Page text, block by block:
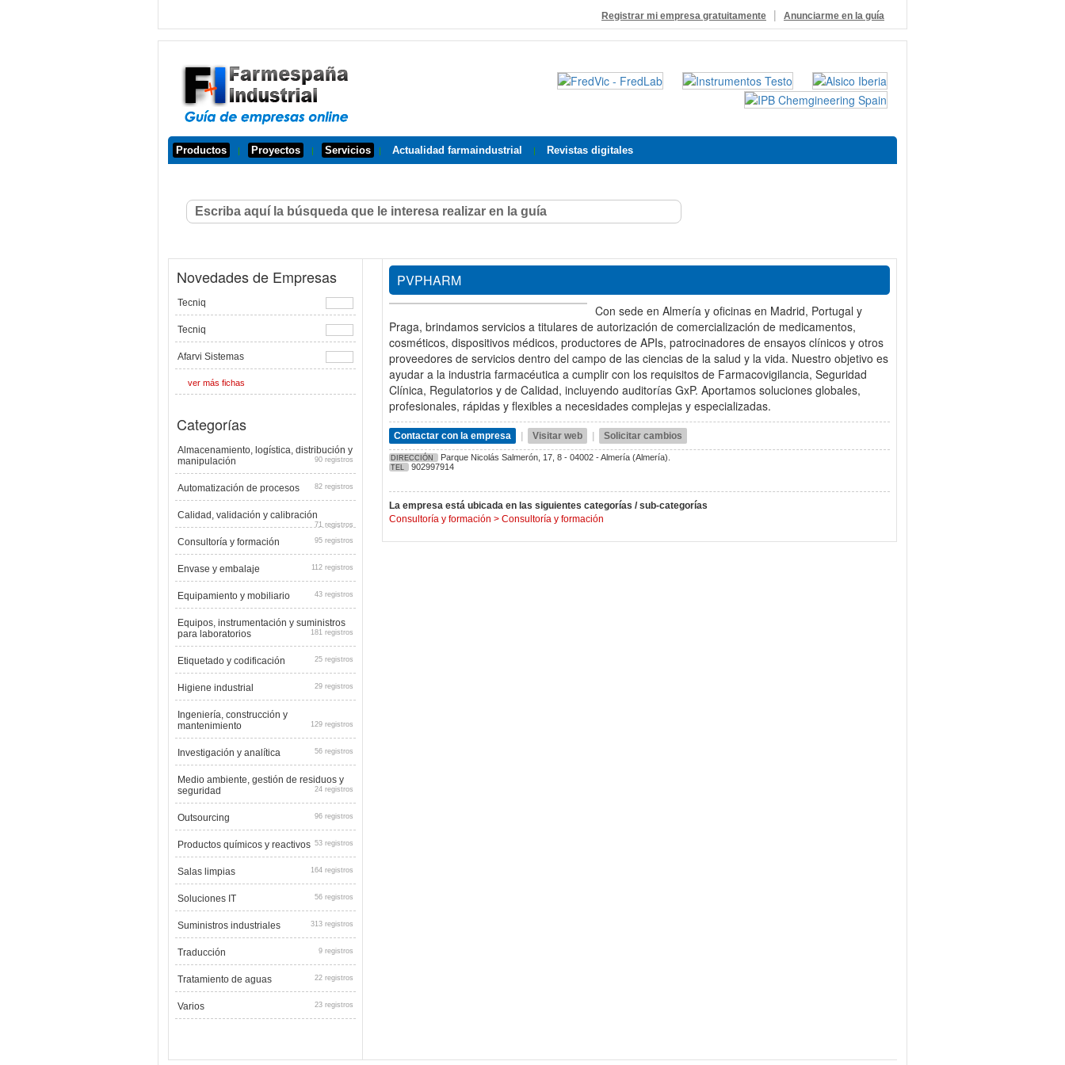
Registrar mi empresa gratuitamente | Anunciarme en la guía
Productos | Proyectos | Servicios | Actualidad farmaindustrial | Revistas digitales
Novedades de Empresas
Tecniq
Tecniq
Afarvi Sistemas
ver más fichas
Categorías
Almacenamiento, logística, distribución y
manipulación
90 registros
Automatización de procesos 82 registros
Calidad, validación y calibración
71 registros
Consultoría y formación 95 registros
Envase y embalaje 112 registros
Equipamiento y mobiliario 43 registros
Equipos, instrumentación y suministros
para laboratorios
181 registros
Etiquetado y codificación 25 registros
Higiene industrial 29 registros
Ingeniería, construcción y
mantenimiento
129 registros
Investigación y analítica 56 registros
Medio ambiente, gestión de residuos y
seguridad
24 registros
Outsourcing 96 registros
Productos químicos y reactivos 53 registros
Salas limpias 164 registros
Soluciones IT 56 registros
Suministros industriales 313 registros
Traducción 9 registros
Tratamiento de aguas 22 registros
Varios 23 registros
PVPHARM
Con sede en Almería y oficinas en Madrid, Portugal y
Praga, brindamos servicios a titulares de autorización de comercialización de medicamentos,
cosméticos, dispositivos médicos, productores de APIs, patrocinadores de ensayos clínicos y otros
proveedores de servicios dentro del campo de las ciencias de la salud y la vida. Nuestro objetivo es
ayudar a la industria farmacéutica a cumplir con los requisitos de Farmacovigilancia, Seguridad
Clínica, Regulatorios y de Calidad, incluyendo auditorías GxP. Aportamos soluciones globales,
profesionales, rápidas y flexibles a necesidades complejas y especializadas.
Contactar con la empresa Visitar web Solicitar cambios
DIRECCIÓN Parque Nicolás Salmerón, 17, 8 - 04002 - Almería (Almería).
TEL 902997914
La empresa está ubicada en las siguientes categorías / sub-categorías
Consultoría y formación > Consultoría y formación